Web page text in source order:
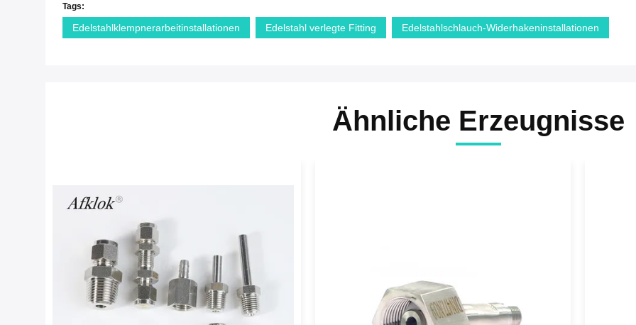
Tags:
Edelstahlklempnerarbeitinstallationen Edelstahl verlegte Fitting Edelstahlschlauch-Widerhakeninstallationen
Ähnliche Erzeugnisse